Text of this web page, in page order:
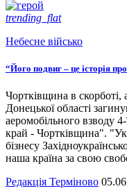
trending_flat
Небесне військо
“Його подвиг – це історія
Чортківщина в
Донецької області
аеромобільного взводу
край - Чортківщина".
бізнесу
наша країна за свою
Редакція Терміново